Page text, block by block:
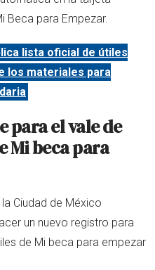
Beca para Empezar.
lista oficial de útiles
los materiales para
para el vale de
Mi beca para
Ciudad de México
un nuevo registro para
de Mi beca para empezar